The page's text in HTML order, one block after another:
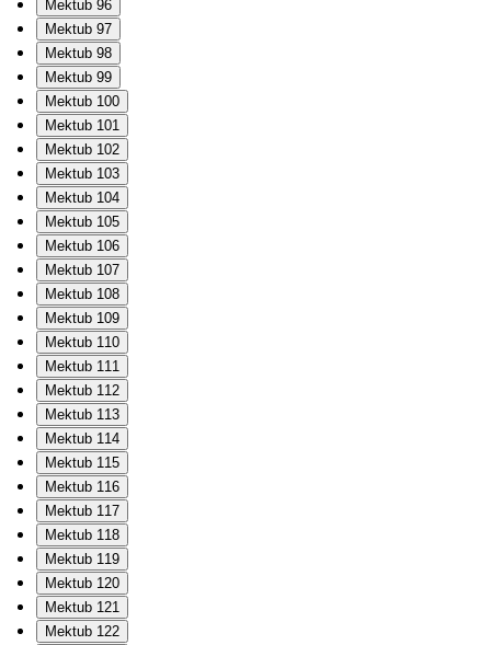
Mektub 96
Mektub 97
Mektub 98
Mektub 99
Mektub 100
Mektub 101
Mektub 102
Mektub 103
Mektub 104
Mektub 105
Mektub 106
Mektub 107
Mektub 108
Mektub 109
Mektub 110
Mektub 111
Mektub 112
Mektub 113
Mektub 114
Mektub 115
Mektub 116
Mektub 117
Mektub 118
Mektub 119
Mektub 120
Mektub 121
Mektub 122